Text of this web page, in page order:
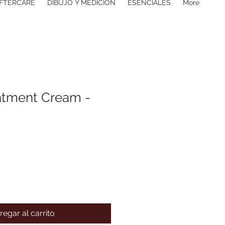
DIBUJO Y MEDICIÓN ESENCIALES More
Cream -
al carrito